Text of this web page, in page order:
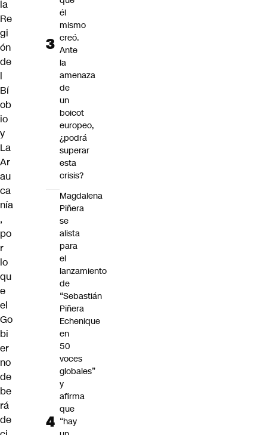
la
Re
gi
ón
de
l
Bí
ob
io
y
La
Ar
au
ca
nía
,
po
r
lo
qu
e
el
Go
bi
er
no
de
be
rá
de
él
mismo
creó.
Ante
la
amenaza
de
un
boicot
europeo,
¿podrá
superar
esta
crisis?
Magdalena
Piñera
se
alista
para
el
lanzamiento
de
“Sebastián
Piñera
Echenique
en
50
voces
globales”
y
afirma
que
“hay